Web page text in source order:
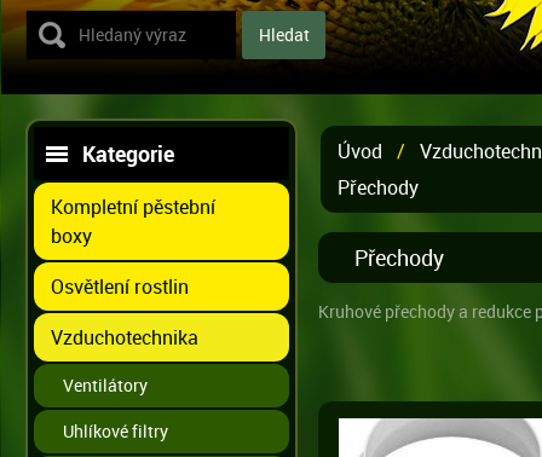
Kategorie
Kompletní pěstební
boxy
Osvětlení rostlin
Vzduchotechnika
Ventilátory
Uhlíkové filtry
Úvod /
Přechody
Přechody
Kruhové přechody a